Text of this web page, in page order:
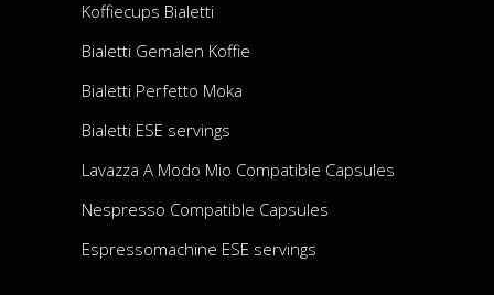
Koffiecups Bialetti
Bialetti Gemalen Koffie
Bialetti Perfetto Moka
Bialetti ESE servings
Lavazza A Modo Mio Compatible Capsules
Nespresso Compatible Capsules
Espressomachine ESE servings